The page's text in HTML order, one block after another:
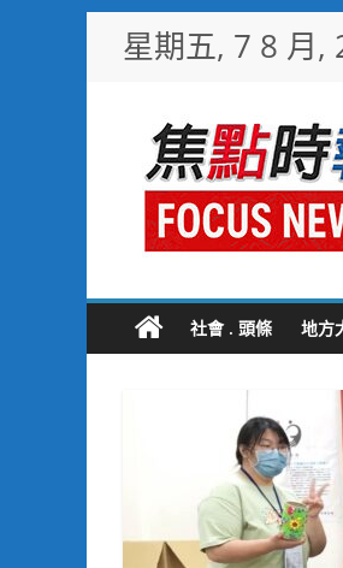
星期五, 7 8 月,
社會 . 頭條 地方